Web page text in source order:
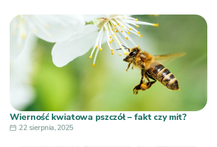
Wierność kwiatowa pszczół – fakt czy mit?
22 sierpnia, 2025